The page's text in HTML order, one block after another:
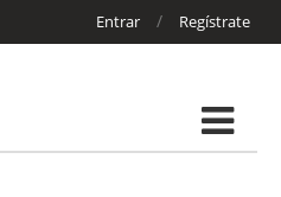
Entrar / Regístrate